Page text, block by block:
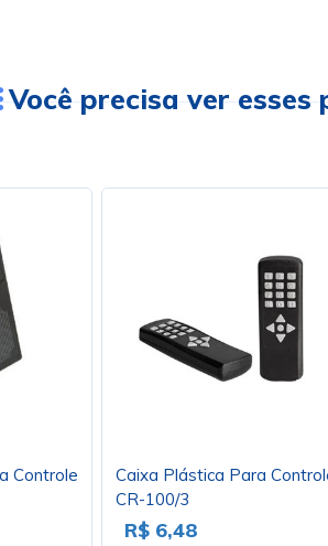
Você precisa ver esses
Controle
Caixa Plástica Para
CR-100/3
R$ 6,48